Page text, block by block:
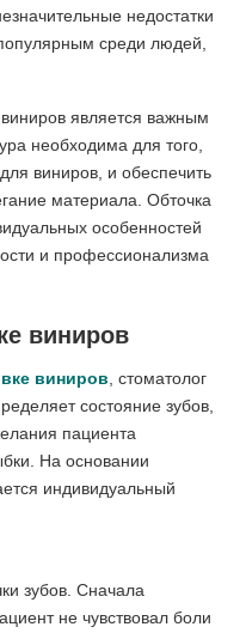
недостатки
среди людей,
является важным
необходима для того,
виниров, и обеспечить
материала. Обточка
особенностей
и профессионализма
виниров
виниров , стоматолог
состояние зубов,
пациента
На основании
индивидуальный
зубов. Сначала
не чувствовал боли